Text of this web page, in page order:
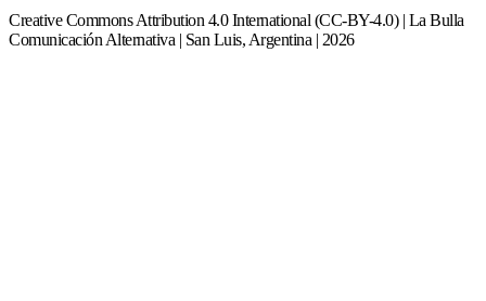
Creative Commons Attribution 4.0 International (CC-BY-4.0) | La Bulla
Comunicación Alternativa | San Luis, Argentina | 2026